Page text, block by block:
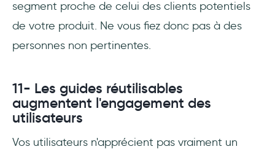
segment proche de celui des clients potentiels
de votre produit. Ne vous fiez donc pas à des
personnes non pertinentes.
11- Les guides réutilisables
augmentent l'engagement des
utilisateurs
Vos utilisateurs n'apprécient pas vraiment un